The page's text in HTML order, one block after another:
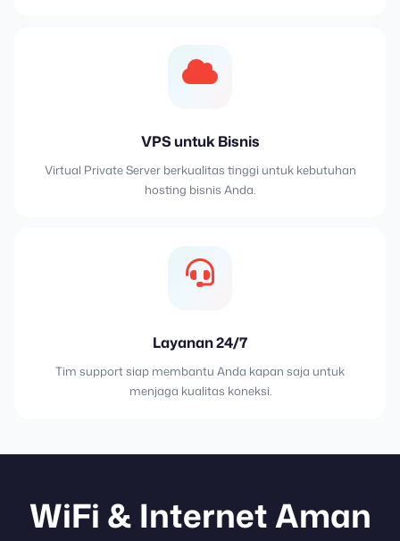
VPS untuk Bisnis
Virtual Private Server berkualitas tinggi untuk kebutuhan
hosting bisnis Anda.
Layanan 24/7
Tim support siap membantu Anda kapan saja untuk
menjaga kualitas koneksi.
WiFi & Internet Aman